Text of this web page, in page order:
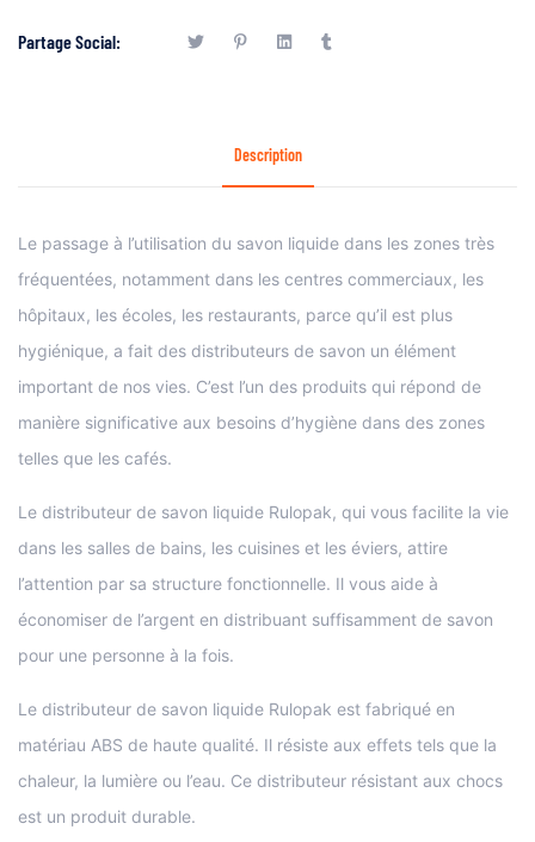
Partage Social:
Description
Le passage à l’utilisation du savon liquide dans les zones très
fréquentées, notamment dans les centres commerciaux, les
hôpitaux, les écoles, les restaurants, parce qu’il est plus
hygiénique, a fait des distributeurs de savon un élément
important de nos vies. C’est l’un des produits qui répond de
manière significative aux besoins d’hygiène dans des zones
telles que les cafés.
Le distributeur de savon liquide Rulopak, qui vous facilite la vie
dans les salles de bains, les cuisines et les éviers, attire
l’attention par sa structure fonctionnelle. Il vous aide à
économiser de l’argent en distribuant suffisamment de savon
pour une personne à la fois.
Le distributeur de savon liquide Rulopak est fabriqué en
matériau ABS de haute qualité. Il résiste aux effets tels que la
chaleur, la lumière ou l’eau. Ce distributeur résistant aux chocs
est un produit durable.